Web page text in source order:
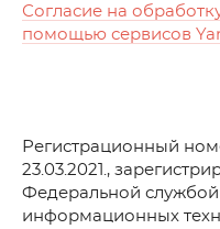
Согласие на
помощью сервисов
Регистрационный
23.03.2021.,
Федеральной службой
информационных